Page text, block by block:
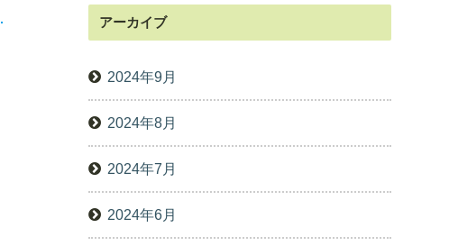
アーカイブ
2024年9月
2024年8月
2024年7月
2024年6月